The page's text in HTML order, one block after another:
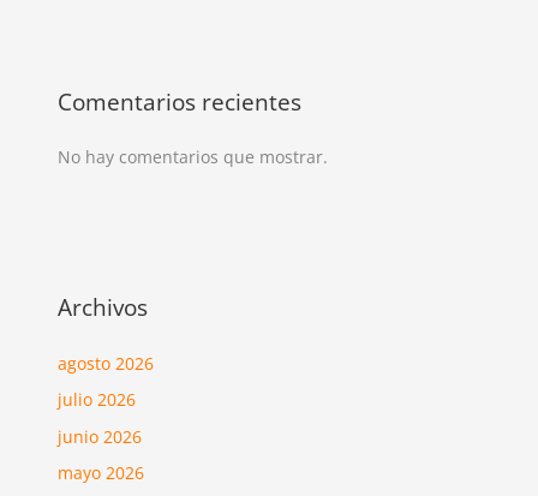
Comentarios recientes
No hay comentarios que mostrar.
Archivos
agosto 2026
julio 2026
junio 2026
mayo 2026